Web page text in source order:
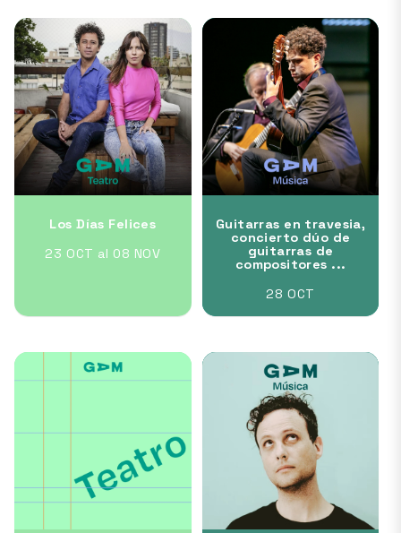
Los Días Felices
23 OCT al 08 NOV
Guitarras en travesia,
concierto dúo de
guitarras de
compositores ...
28 OCT